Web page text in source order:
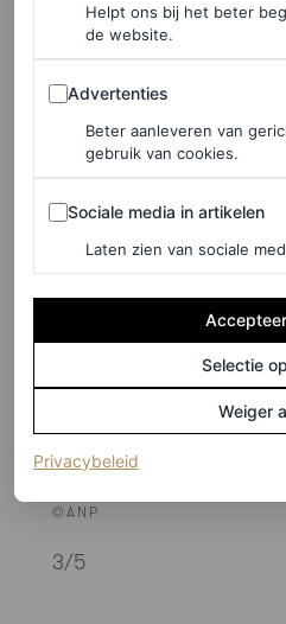
©ANP
3/5
Helpt ons bij het beter
de website.
Advertenties
Advertenties
Beter aanleveren van
gebruik van cookies.
Sociale media in artikelen
Sociale media in artikelen
Laten zien van sociale
Selectie
Weiger
Privacybeleid